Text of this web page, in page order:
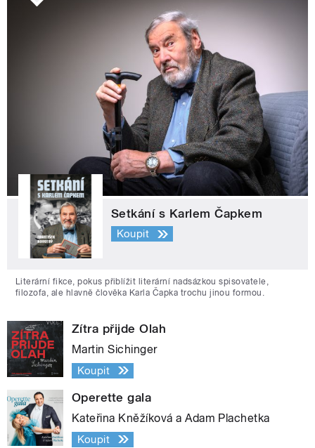
Setkání s Karlem Čapkem
Koupit
Literární fikce, pokus přiblížit literární nadsázkou spisovatele,
filozofa, ale hlavně člověka Karla Čapka trochu jinou formou.
Zítra přijde Olah
Martin Sichinger
Koupit
Operette gala
Kateřina Kněžíková a Adam Plachetka
Koupit